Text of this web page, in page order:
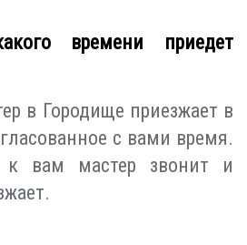
времени приедет
в Городище приезжает в
с вами время.
к вам мастер звонит и